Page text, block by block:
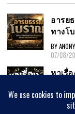
อารย
ทางโ
BY
07/08/
หาเรื่
04/08/